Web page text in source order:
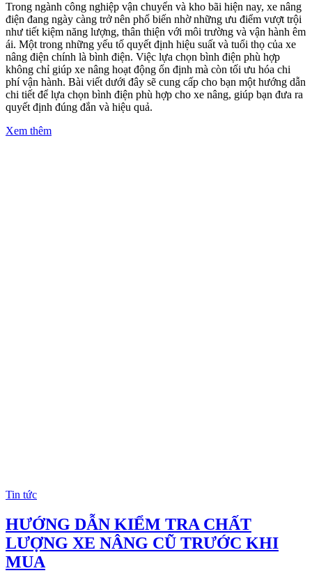
Trong ngành công nghiệp vận chuyển và kho bãi hiện nay, xe nâng
điện đang ngày càng trở nên phổ biến nhờ những ưu điểm vượt trội
như tiết kiệm năng lượng, thân thiện với môi trường và vận hành êm
ái. Một trong những yếu tố quyết định hiệu suất và tuổi thọ của xe
nâng điện chính là bình điện. Việc lựa chọn bình điện phù hợp
không chỉ giúp xe nâng hoạt động ổn định mà còn tối ưu hóa chi
phí vận hành. Bài viết dưới đây sẽ cung cấp cho bạn một hướng dẫn
chi tiết để lựa chọn bình điện phù hợp cho xe nâng, giúp bạn đưa ra
quyết định đúng đắn và hiệu quả.
Xem thêm
Tin tức
HƯỚNG DẪN KIỂM TRA CHẤT
LƯỢNG XE NÂNG CŨ TRƯỚC KHI
MUA